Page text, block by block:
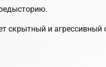
скрытный и агрессивный